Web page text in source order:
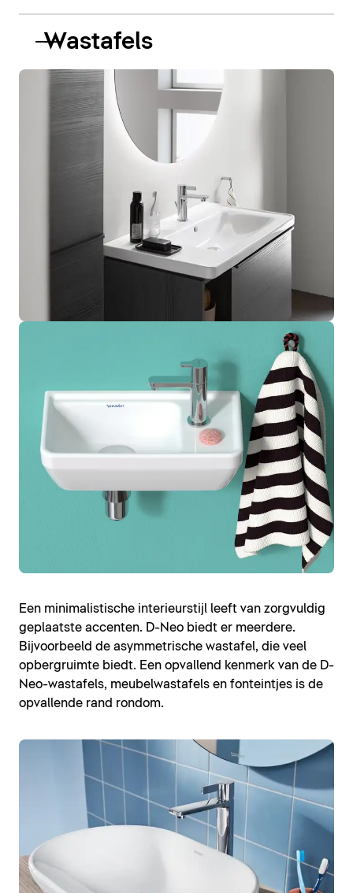
Wastafels
Een minimalistische interieurstijl leeft van zorgvuldig
geplaatste accenten. D-Neo biedt er meerdere.
Bijvoorbeeld de asymmetrische wastafel, die veel
opbergruimte biedt. Een opvallend kenmerk van de D-
Neo-wastafels, meubelwastafels en fonteintjes is de
opvallende rand rondom.